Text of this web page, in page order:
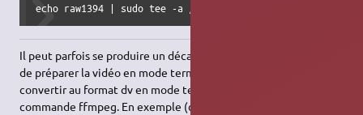
echo raw1394 | sudo tee -a /etc/modules
Il peut parfois se produire un décalage du son. La solution est
de préparer la vidéo en mode terminal, en d'autres mots,
convertir au format dv en mode terminal en utilisant la
commande ffmpeg. En exemple (conservez les guillemets si le